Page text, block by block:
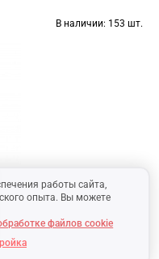
работы сайта,
опыта. Вы можете
файлов cookie
В наличии: 153 шт.